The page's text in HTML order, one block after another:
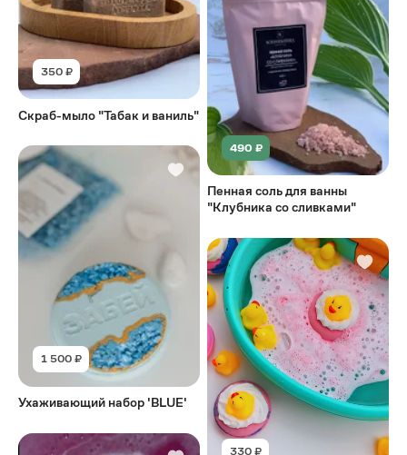
350 ₽
Скраб-мыло "Табак и ваниль"
1 500 ₽
Ухаживающий набор 'BLUE'
490 ₽
Пенная соль для ванны
"Клубника со сливками"
330 ₽